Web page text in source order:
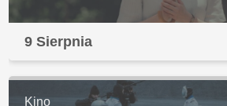
9 Sierpnia
Kino